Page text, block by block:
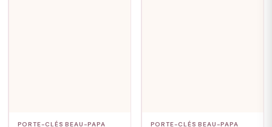
PORTE-CLÉS BEAU-PAPA PORTE-CLÉS BEAU-PAPA